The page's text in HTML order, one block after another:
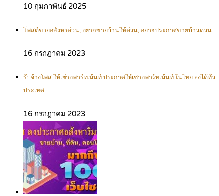
10 กุมภาพันธ์ 2025
โพสต์ขายอสังหาด่วน, อยากขายบ้านให้ด่วน, อยากประกาศขายบ้านด่วน
16 กรกฎาคม 2023
รับจ้างโพส ให้เช่าอพาร์ทเม้นท์ ประกาศให้เช่าอพาร์ทเม้นท์ ในไทย ลงได้ทั่ว
ประเทศ
16 กรกฎาคม 2023